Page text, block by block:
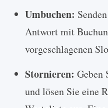
Umbuchen:
Antwort mit
vorgeschlagenen
Stornieren: Geben
und lösen Sie eine